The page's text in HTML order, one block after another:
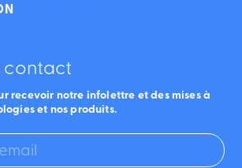
contact
recevoir notre infolettre et des mises à
et nos produits.